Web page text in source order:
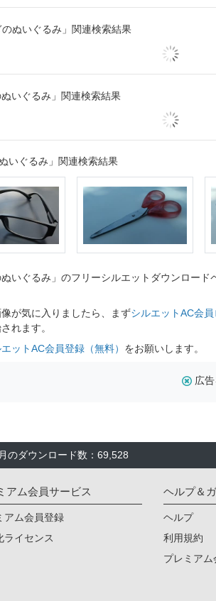
ぬいぐるみ」関連検索結果
いぐるみ」関連検索結果
いぐるみ」関連検索結果
いぐるみ」のフリーシルエットダウンロー
が気に入りましたら、まずシルエットAC会
れます。
ットAC会員登録（無料） をお願いします。
広
のダウンロード数：69,528
アム会員サービス
アム会員登録
ライセンス
ヘルプ＆
ヘルプ
利用規約
プレミア